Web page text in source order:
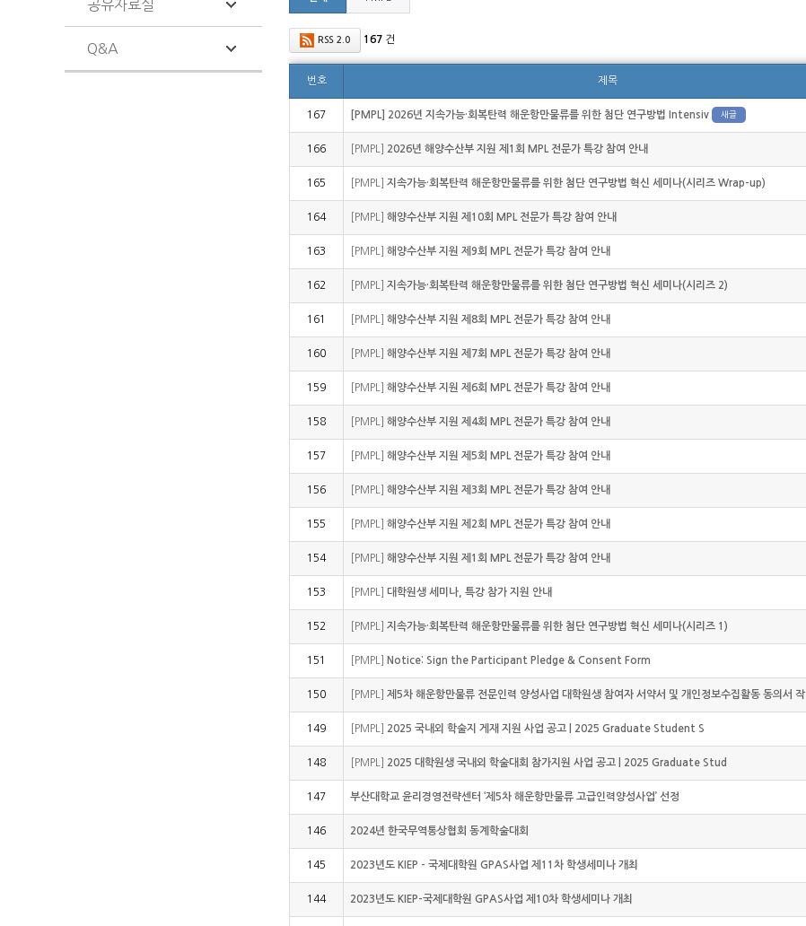
공유자료실
Q&A
RSS 2.0 167건
번호 제목
167 [PMPL] 2026년 지속가능·회복탄력 해운항만물류를 위한 첨단 연구방법 Intensiv 새글
166 [PMPL] 2026년 해양수산부 지원 제1회 MPL 전문가 특강 참여 안내
165 [PMPL] 지속가능·회복탄력 해운항만물류를 위한 첨단 연구방법 혁신 세미나(시리즈 Wrap-up)
164 [PMPL] 해양수산부 지원 제10회 MPL 전문가 특강 참여 안내
163 [PMPL] 해양수산부 지원 제9회 MPL 전문가 특강 참여 안내
162 [PMPL] 지속가능·회복탄력 해운항만물류를 위한 첨단 연구방법 혁신 세미나(시리즈 2)
161 [PMPL] 해양수산부 지원 제8회 MPL 전문가 특강 참여 안내
160 [PMPL] 해양수산부 지원 제7회 MPL 전문가 특강 참여 안내
159 [PMPL] 해양수산부 지원 제6회 MPL 전문가 특강 참여 안내
158 [PMPL] 해양수산부 지원 제4회 MPL 전문가 특강 참여 안내
157 [PMPL] 해양수산부 지원 제5회 MPL 전문가 특강 참여 안내
156 [PMPL] 해양수산부 지원 제3회 MPL 전문가 특강 참여 안내
155 [PMPL] 해양수산부 지원 제2회 MPL 전문가 특강 참여 안내
154 [PMPL] 해양수산부 지원 제1회 MPL 전문가 특강 참여 안내
153 [PMPL] 대학원생 세미나, 특강 참가 지원 안내
152 [PMPL] 지속가능·회복탄력 해운항만물류를 위한 첨단 연구방법 혁신 세미나(시리즈 1)
151 [PMPL] Notice: Sign the Participant Pledge & Consent Form
150 [PMPL] 제5차 해운항만물류 전문인력 양성사업 대학원생 참여자 서약서 및 개인정보수집활동 동의서 작
149 [PMPL] 2025 국내외 학술지 게재 지원 사업 공고 | 2025 Graduate Student S
148 [PMPL] 2025 대학원생 국내외 학술대회 참가지원 사업 공고 | 2025 Graduate Stud
147 부산대학교 윤리경영전략센터 ‘제5차 해운항만물류 고급인력양성사업’ 선정
146 2024년 한국무역통상협회 동계학술대회
145 2023년도 KIEP - 국제대학원 GPAS사업 제11차 학생세미나 개최
144 2023년도 KIEP-국제대학원 GPAS사업 제10차 학생세미나 개최